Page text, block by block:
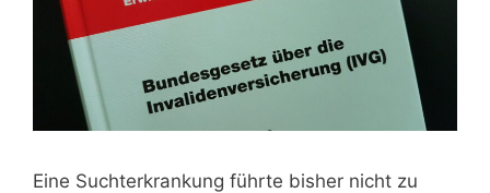
Eine Suchterkrankung führte bisher nicht zu